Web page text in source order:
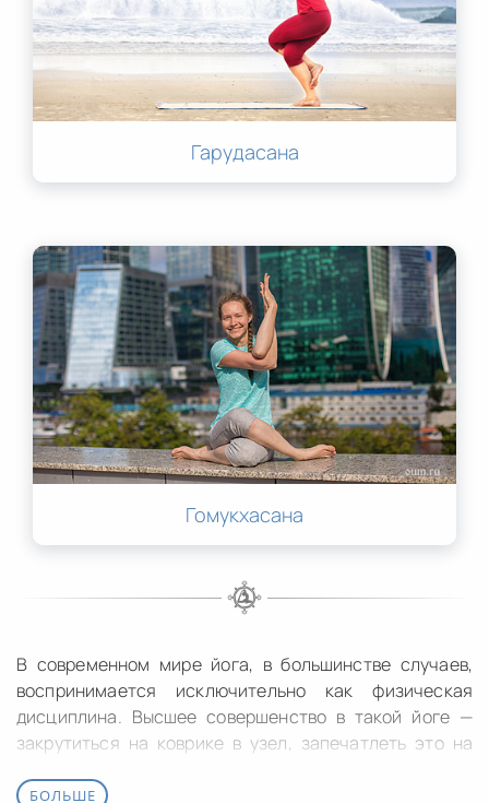
Гарудасана
Гомукхасана
В современном мире йога, в большинстве случаев,
воспринимается исключительно как физическая
дисциплина. Высшее совершенство в такой йоге —
закрутиться на коврике в узел, запечатлеть это на
направлений современной йоги. В чуть более
БОЛЬШЕ